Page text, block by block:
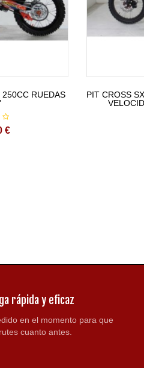
hidraulico delantero y trasero
RUEDAS
€
PIT CROSS
rápida y eficaz
en el momento para que
cuanto antes.